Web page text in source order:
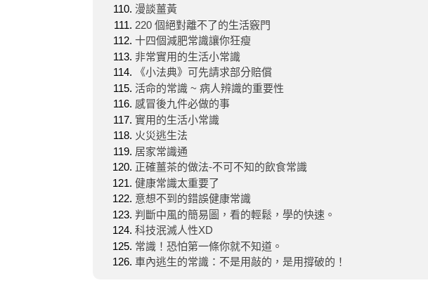
漫談薑黃
220 個絕對離不了的生活竅門
十四個減肥常識讓你狂瘦
非常實用的生活小常識
《小法典》可先請求部分賠償
活命的常識 ~ 病人辨識的重要性
感冒後九件必做的事
實用的生活小常識
火災逃生法
居家常識通
正確薑茶的做法-不可不知的飲食常識
健康常識太重要了
意想不到的錯誤健康常識
判斷中風的簡易圖，看的輕鬆，學的快速。
科技泯滅人性XD
常識！恐怕第一條你就不知道。
車內逃生的常識：不是用敲的，是用撐破的！